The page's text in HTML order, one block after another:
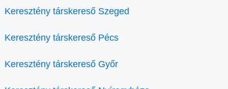
Keresztény társkereső Szeged
Keresztény társkereső Pécs
Keresztény társkereső Győr